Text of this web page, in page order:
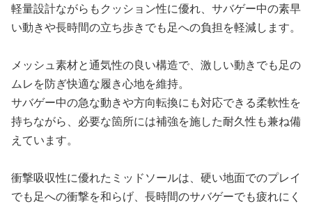
軽量設計ながらもクッション性に優れ、サバゲー中の素早
い動きや長時間の立ち歩きでも足への負担を軽減します。
メッシュ素材と通気性の良い構造で、激しい動きでも足の
ムレを防ぎ快適な履き心地を維持。
サバゲー中の急な動きや方向転換にも対応できる柔軟性を
持ちながら、必要な箇所には補強を施した耐久性も兼ね備
えています。
衝撃吸収性に優れたミッドソールは、硬い地面でのプレイ
でも足への衝撃を和らげ、長時間のサバゲーでも疲れにく